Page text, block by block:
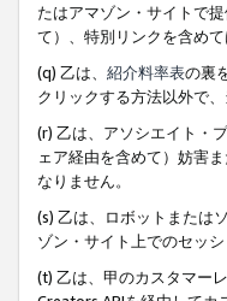
たはアマゾン・サイトで
て）、特別リンクを含めて
(q) 乙は、 紹介料率表の裏
クリックする方法以外で
(r) 乙は、アソシエイト・
ェア経由を含めて）妨害
なりません。
(s) 乙は、ロボットまたは
ゾン・サイト上でのセッ
(t) 乙は、甲のカスタマー